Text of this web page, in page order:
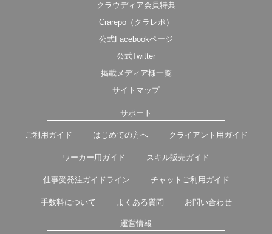
クラウディア会員特典
Crarepo（クラレポ）
公式Facebookページ
公式Twitter
掲載メディア様一覧
サイトマップ
サポート
ご利用ガイド はじめての方へ クライアント用ガイド
ワーカー用ガイド スキル販売ガイド
仕事受発注ガイドライン チャットご利用ガイド
手数料について よくある質問 お問い合わせ
運営情報